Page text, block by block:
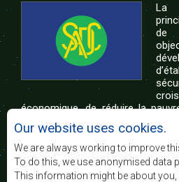
La
de
économique, de réduire la
niveau et la qualité de vie du
australe et d’appuyer les
biais de l’intégration
démocratiques consolidés et
équitable et durable.
Our website uses cookies.
We are always working to improve
To do this, we use anonymised data
This information might be about